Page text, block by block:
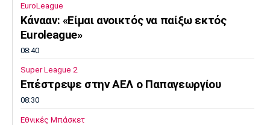
EuroLeague
Κάνααν: «Είμαι ανοικτός να παίξω εκτός
Euroleague»
08:40
Super League 2
Επέστρεψε στην ΑΕΛ ο Παπαγεωργίου
08:30
Εθνικές Μπάσκετ